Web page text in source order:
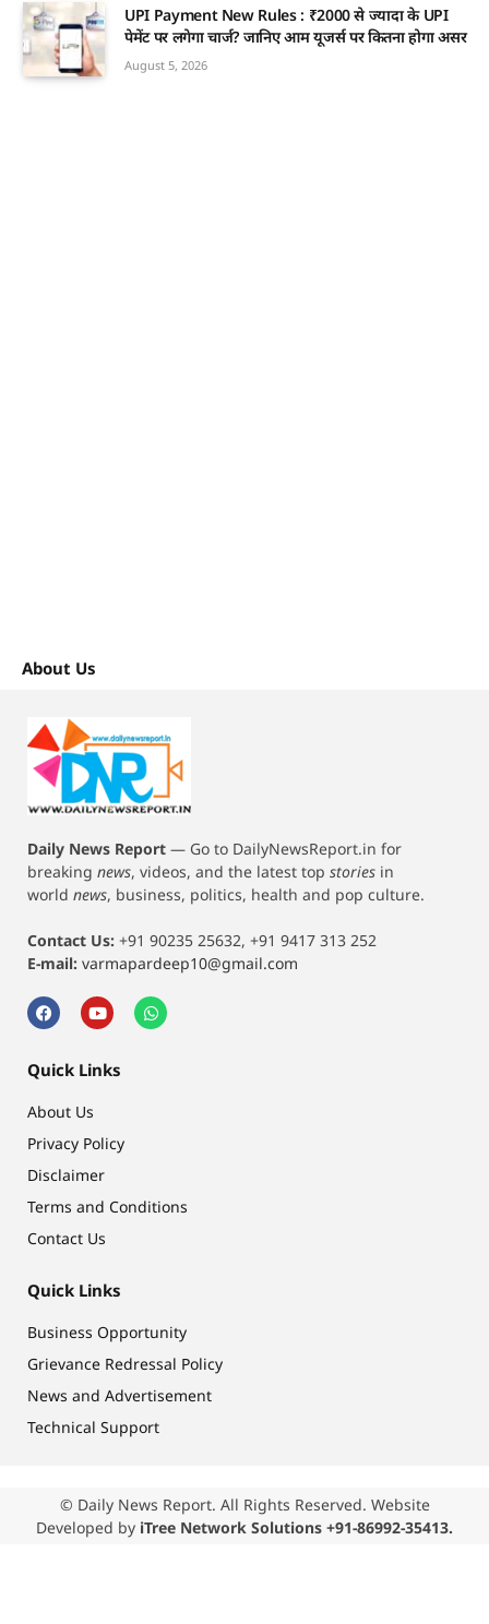
UPI Payment New Rules : ₹2000 से ज्यादा के UPI
पेमेंट पर लगेगा चार्ज? जानिए आम यूजर्स पर कितना होगा असर
August 5, 2026
About Us
Daily News Report — Go to DailyNewsReport.in for
breaking news, videos, and the latest top stories in
world news, business, politics, health and pop culture.
Contact Us: +91 90235 25632, +91 9417 313 252
E-mail: varmapardeep10@gmail.com
Quick Links
About Us
Privacy Policy
Disclaimer
Terms and Conditions
Contact Us
Quick Links
Business Opportunity
Grievance Redressal Policy
News and Advertisement
Technical Support
© Daily News Report. All Rights Reserved. Website
Developed by iTree Network Solutions +91-86992-35413.